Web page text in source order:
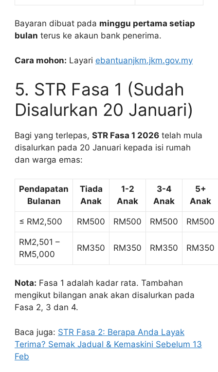
Bayaran dibuat pada minggu pertama setiap
bulan terus ke akaun bank penerima.
Cara mohon: Layari ebantuanjkm.jkm.gov.my
5. STR Fasa 1 (Sudah
Disalurkan 20 Januari)
Bagi yang terlepas, STR Fasa 1 2026 telah mula
disalurkan pada 20 Januari kepada isi rumah
dan warga emas:
Pendapatan
Bulanan
Tiada
Anak
1-2
Anak
3-4
Anak
5+
Anak
≤ RM2,500 RM500 RM500 RM500 RM500
RM2,501 –
RM5,000
RM350 RM350 RM350 RM350
Nota: Fasa 1 adalah kadar rata. Tambahan
mengikut bilangan anak akan disalurkan pada
Fasa 2, 3 dan 4.
Baca juga: STR Fasa 2: Berapa Anda Layak
Terima? Semak Jadual & Kemaskini Sebelum 13
Feb